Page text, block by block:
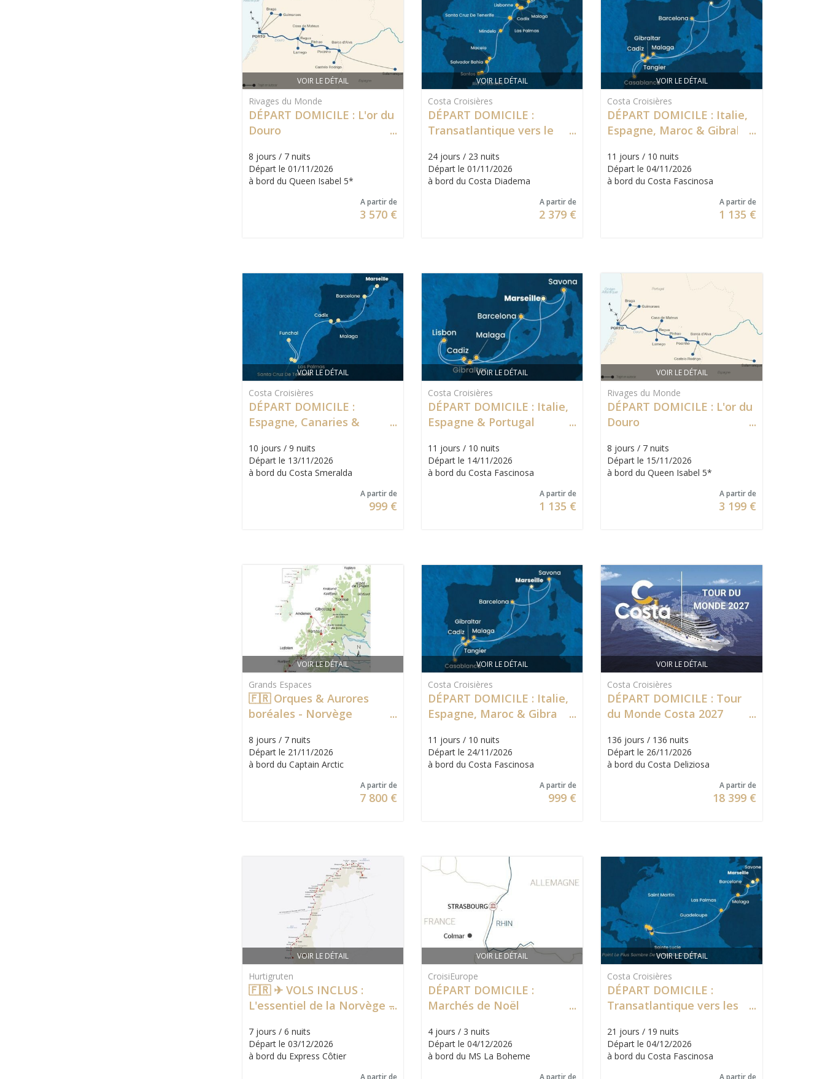
VOIR LE DÉTAIL
Rivages du Monde
DÉPART DOMICILE : L'or du
Douro
8 jours / 7 nuits
Départ le 01/11/2026
à bord du Queen Isabel 5*
A partir de
3 570 €
VOIR LE DÉTAIL
Costa Croisières
DÉPART DOMICILE :
Transatlantique vers le
24 jours / 23 nuits
Départ le 01/11/2026
à bord du Costa Diadema
A partir de
2 379 €
VOIR LE DÉTAIL
Costa Croisières
DÉPART DOMICILE : Italie,
Espagne, Maroc & Gibraltar
11 jours / 10 nuits
Départ le 04/11/2026
à bord du Costa Fascinosa
A partir de
1 135 €
VOIR LE DÉTAIL
Costa Croisières
DÉPART DOMICILE :
Espagne, Canaries &
10 jours / 9 nuits
Départ le 13/11/2026
à bord du Costa Smeralda
A partir de
999 €
VOIR LE DÉTAIL
Costa Croisières
DÉPART DOMICILE : Italie,
Espagne & Portugal
11 jours / 10 nuits
Départ le 14/11/2026
à bord du Costa Fascinosa
A partir de
1 135 €
VOIR LE DÉTAIL
Rivages du Monde
DÉPART DOMICILE : L'or du
Douro
8 jours / 7 nuits
Départ le 15/11/2026
à bord du Queen Isabel 5*
A partir de
3 199 €
VOIR LE DÉTAIL
Grands Espaces
🇫🇷 Orques & Aurores
boréales - Norvège
8 jours / 7 nuits
Départ le 21/11/2026
à bord du Captain Arctic
A partir de
7 800 €
VOIR LE DÉTAIL
Costa Croisières
DÉPART DOMICILE : Italie,
Espagne, Maroc & Gibraltar
11 jours / 10 nuits
Départ le 24/11/2026
à bord du Costa Fascinosa
A partir de
999 €
VOIR LE DÉTAIL
Costa Croisières
DÉPART DOMICILE : Tour
du Monde Costa 2027
136 jours / 136 nuits
Départ le 26/11/2026
à bord du Costa Deliziosa
A partir de
18 399 €
VOIR LE DÉTAIL
Hurtigruten
🇫🇷 ✈ VOLS INCLUS :
L'essentiel de la Norvège –
7 jours / 6 nuits
Départ le 03/12/2026
à bord du Express Côtier
A partir de
VOIR LE DÉTAIL
CroisiEurope
DÉPART DOMICILE :
Marchés de Noël
4 jours / 3 nuits
Départ le 04/12/2026
à bord du MS La Boheme
A partir de
VOIR LE DÉTAIL
Costa Croisières
DÉPART DOMICILE :
Transatlantique vers les
21 jours / 19 nuits
Départ le 04/12/2026
à bord du Costa Fascinosa
A partir de